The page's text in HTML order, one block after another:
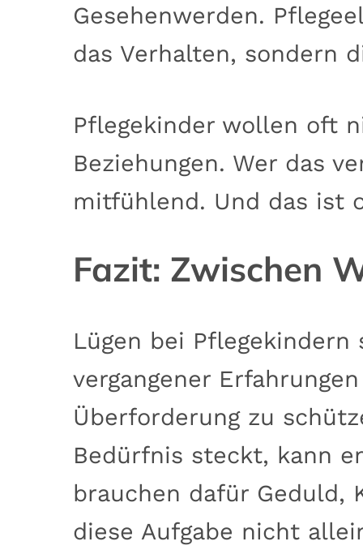
Gesehenwerden.
das Verhalten, sondern
Pflegekinder wollen oft
Beziehungen. Wer das
mitfühlend. Und das ist
Fazit: Zwischen
Lügen bei
vergangener
Überforderung zu
Bedürfnis steckt, kann
brauchen dafür Geduld,
diese Aufgabe nicht